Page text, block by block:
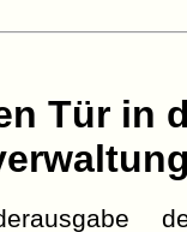
Tür in